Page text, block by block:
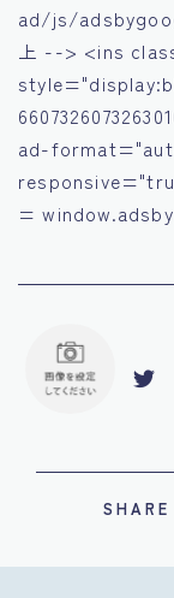
ad/js/
上 --> <ins
ad-
=
SHARE